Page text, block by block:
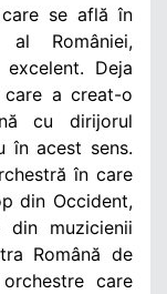
se află în
României,
Deja
care a creat-o
cu dirijorul
în acest sens.
în care
din Occident,
muzicienii
Română de
care